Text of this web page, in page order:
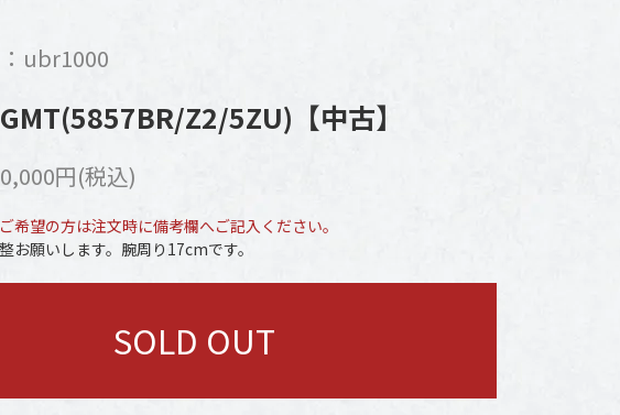
SEIKO
ubr1000
Z2/5ZU)【中古】
円(税込)
希望の方は注文時に備考欄へご記入ください。
お願いします。腕周り17cmです。
SOLD OUT